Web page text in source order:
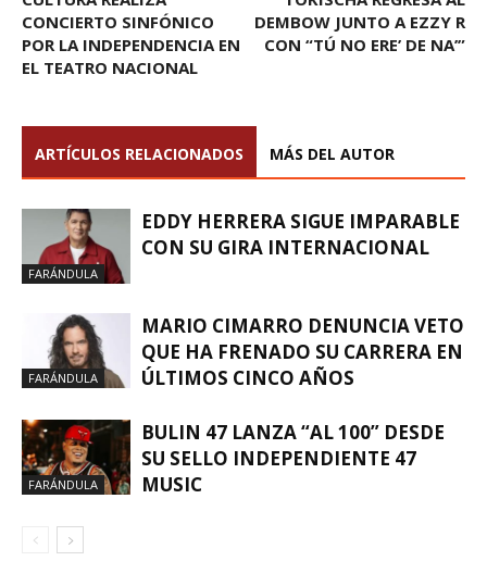
CONCIERTO SINFÓNICO
POR LA INDEPENDENCIA EN
EL TEATRO NACIONAL
DEMBOW JUNTO A EZZY R
CON “TÚ NO ERE’ DE NA’”
ARTÍCULOS RELACIONADOS MÁS DEL AUTOR
FARÁNDULA
EDDY HERRERA SIGUE IMPARABLE
CON SU GIRA INTERNACIONAL
FARÁNDULA
MARIO CIMARRO DENUNCIA VETO
QUE HA FRENADO SU CARRERA EN
ÚLTIMOS CINCO AÑOS
FARÁNDULA
BULIN 47 LANZA “AL 100” DESDE
SU SELLO INDEPENDIENTE 47
MUSIC